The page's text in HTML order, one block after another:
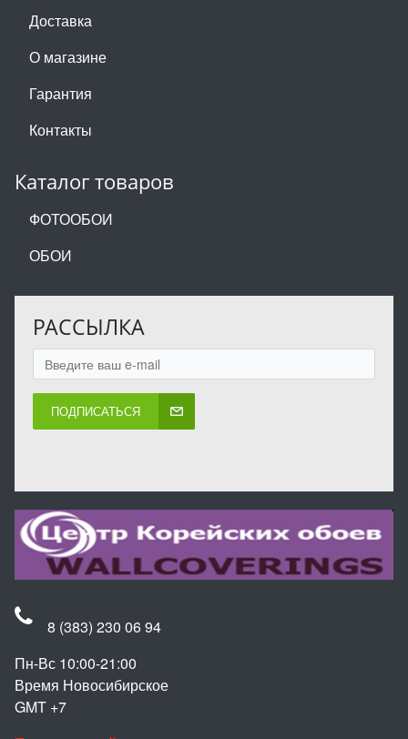
Доставка
О магазине
Гарантия
Контакты
Каталог товаров
ФОТООБОИ
ОБОИ
РАССЫЛКА
ПОДПИСАТЬСЯ
8 (383) 230 06 94
Пн-Вс 10:00-21:00
Время Новосибирское
GMT +7